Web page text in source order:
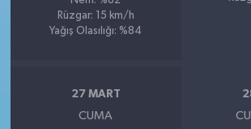
Rüzgar: 15 km/h
Yağış Olasılığı: %84
27 MART
CUMA